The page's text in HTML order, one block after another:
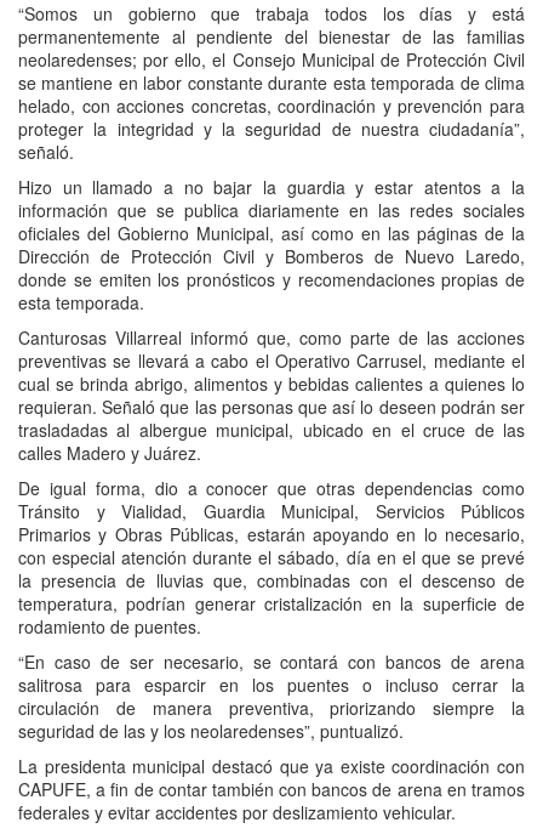
“Somos un gobierno que trabaja todos los días y está
permanentemente al pendiente del bienestar de las familias
neolaredenses; por ello, el Consejo Municipal de Protección Civil
se mantiene en labor constante durante esta temporada de clima
helado, con acciones concretas, coordinación y prevención para
proteger la integridad y la seguridad de nuestra ciudadanía”,
señaló.
Hizo un llamado a no bajar la guardia y estar atentos a la
información que se publica diariamente en las redes sociales
oficiales del Gobierno Municipal, así como en las páginas de la
Dirección de Protección Civil y Bomberos de Nuevo Laredo,
donde se emiten los pronósticos y recomendaciones propias de
esta temporada.
Canturosas Villarreal informó que, como parte de las acciones
preventivas se llevará a cabo el Operativo Carrusel, mediante el
cual se brinda abrigo, alimentos y bebidas calientes a quienes lo
requieran. Señaló que las personas que así lo deseen podrán ser
trasladadas al albergue municipal, ubicado en el cruce de las
calles Madero y Juárez.
De igual forma, dio a conocer que otras dependencias como
Tránsito y Vialidad, Guardia Municipal, Servicios Públicos
Primarios y Obras Públicas, estarán apoyando en lo necesario,
con especial atención durante el sábado, día en el que se prevé
la presencia de lluvias que, combinadas con el descenso de
temperatura, podrían generar cristalización en la superficie de
rodamiento de puentes.
“En caso de ser necesario, se contará con bancos de arena
salitrosa para esparcir en los puentes o incluso cerrar la
circulación de manera preventiva, priorizando siempre la
seguridad de las y los neolaredenses”, puntualizó.
La presidenta municipal destacó que ya existe coordinación con
CAPUFE, a fin de contar también con bancos de arena en tramos
federales y evitar accidentes por deslizamiento vehicular.